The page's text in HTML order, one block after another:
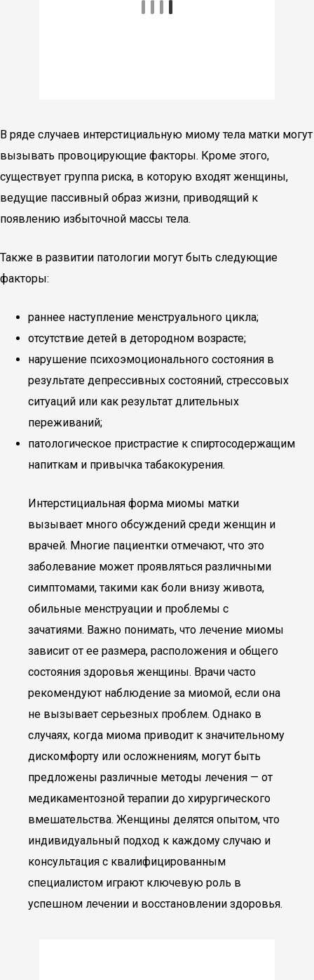
В ряде случаев интерстициальную миому тела матки могут
вызывать провоцирующие факторы. Кроме этого,
существует группа риска, в которую входят женщины,
ведущие пассивный образ жизни, приводящий к
появлению избыточной массы тела.
Также в развитии патологии могут быть следующие
факторы:
раннее наступление менструального цикла;
отсутствие детей в детородном возрасте;
нарушение психоэмоционального состояния в
результате депрессивных состояний, стрессовых
ситуаций или как результат длительных
переживаний;
патологическое пристрастие к спиртосодержащим
напиткам и привычка табакокурения.
Интерстициальная форма миомы матки
вызывает много обсуждений среди женщин и
врачей. Многие пациентки отмечают, что это
заболевание может проявляться различными
симптомами, такими как боли внизу живота,
обильные менструации и проблемы с
зачатиями. Важно понимать, что лечение миомы
зависит от ее размера, расположения и общего
состояния здоровья женщины. Врачи часто
рекомендуют наблюдение за миомой, если она
не вызывает серьезных проблем. Однако в
случаях, когда миома приводит к значительному
дискомфорту или осложнениям, могут быть
предложены различные методы лечения — от
медикаментозной терапии до хирургического
вмешательства. Женщины делятся опытом, что
индивидуальный подход к каждому случаю и
консультация с квалифицированным
специалистом играют ключевую роль в
успешном лечении и восстановлении здоровья.